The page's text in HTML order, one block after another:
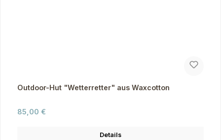
Outdoor-Hut "Wetterretter" aus Waxcotton
Regulärer Preis:
85,00 €
Details